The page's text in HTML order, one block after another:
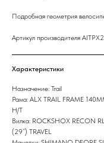
Подробная геометрия
Артикул производителя
Характеристики
Назначение: Trail
Рама: ALX TRAIL FRAME
H/T
Вилка: ROCKSHOX RECON
(29”) TRAVEL